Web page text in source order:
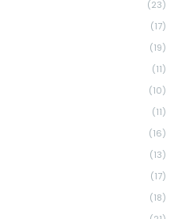
(23)
(17)
(19)
(11)
(10)
(11)
(16)
(13)
(17)
(18)